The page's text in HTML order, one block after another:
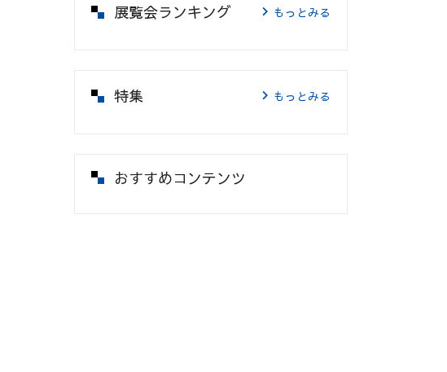
展覧会ランキング もっとみる
特集 もっとみる
おすすめコンテンツ